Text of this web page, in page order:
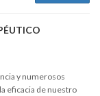
y numerosos
eficacia de nuestro